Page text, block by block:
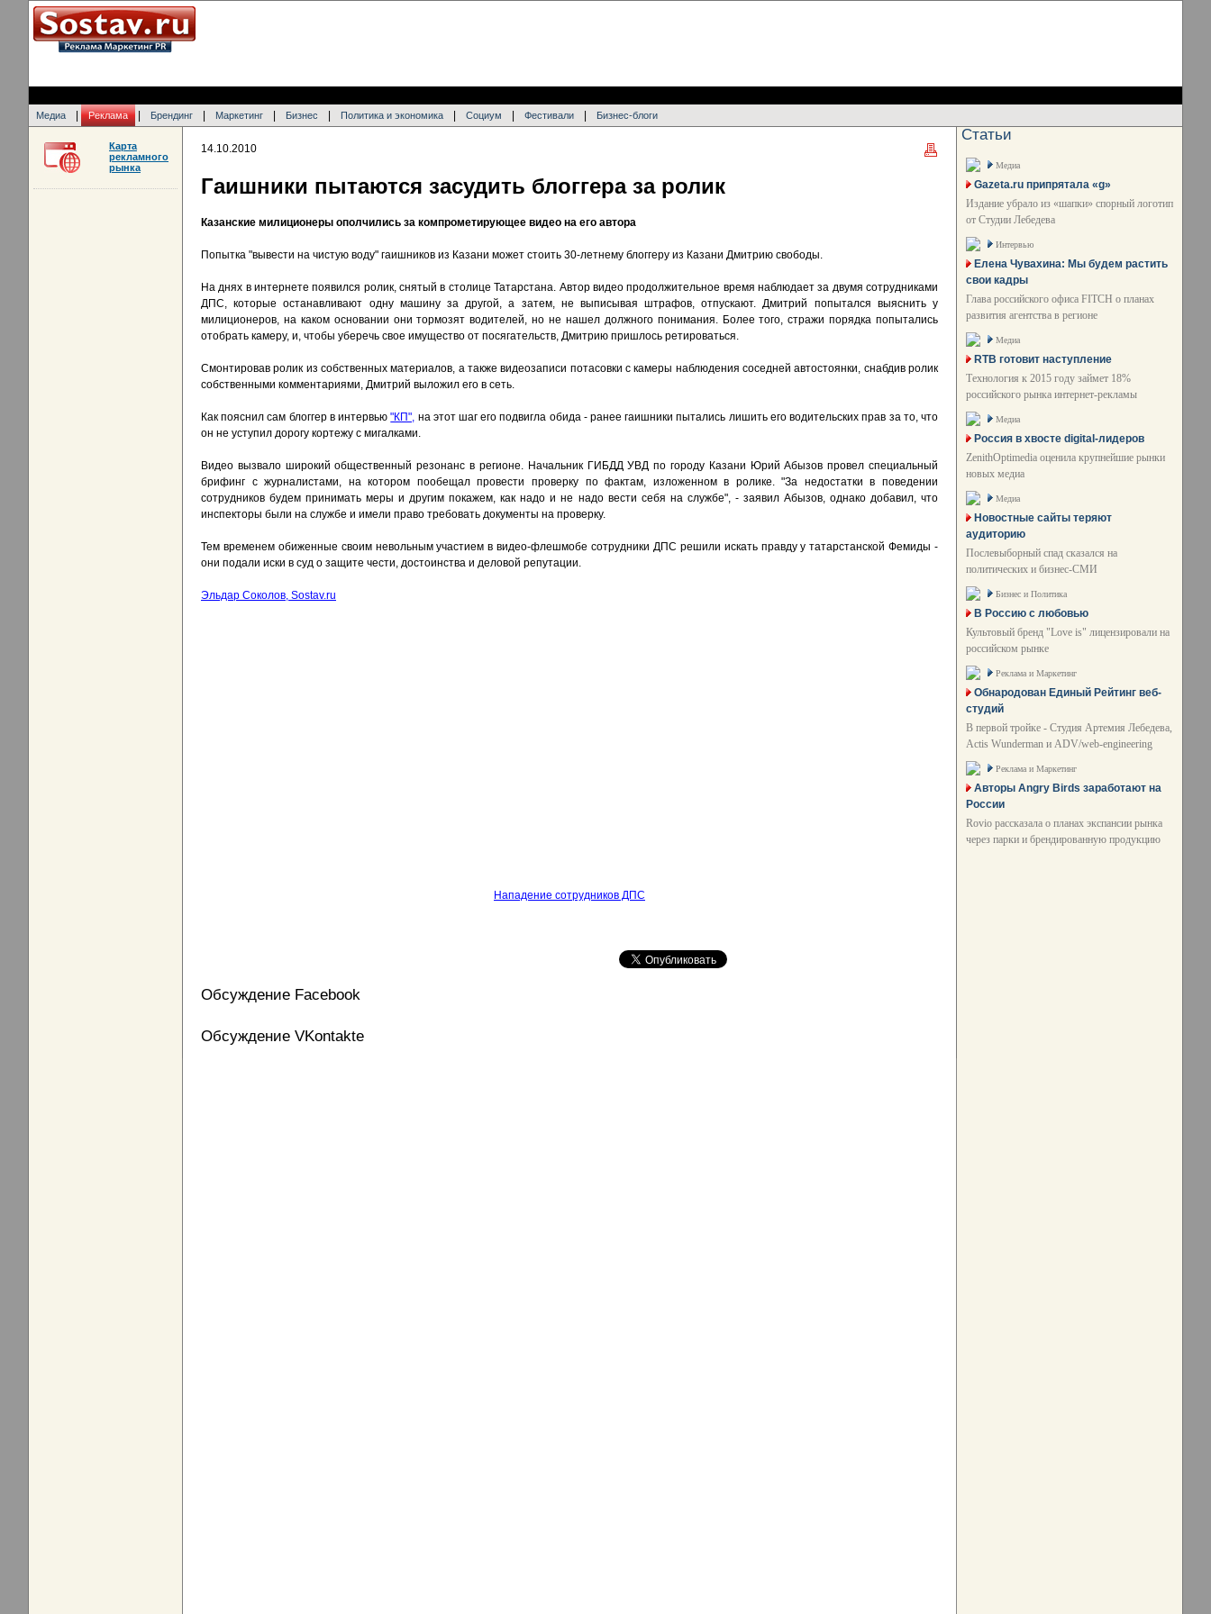
Медиа Реклама Брендинг Маркетинг Бизнес Политика и экономика Социум Фестивали Бизнес-блоги
14.10.2010
Гаишники пытаются засудить блоггера за ролик
Казанские милиционеры ополчились за компрометирующее видео на его автора
Попытка "вывести на чистую воду" гаишников из Казани может стоить 30-летнему блоггеру из Казани Дмитрию свободы.
На днях в интернете появился ролик, снятый в столице Татарстана. Автор видео продолжительное время наблюдает за двумя сотрудниками
ДПС, которые останавливают одну машину за другой, а затем, не выписывая штрафов, отпускают. Дмитрий попытался выяснить у
милиционеров, на каком основании они тормозят водителей, но не нашел должного понимания. Более того, стражи порядка попытались
отобрать камеру, и, чтобы уберечь свое имущество от посягательств, Дмитрию пришлось ретироваться.
Смонтировав ролик из собственных материалов, а также видеозаписи потасовки с камеры наблюдения соседней автостоянки, снабдив ролик
собственными комментариями, Дмитрий выложил его в сеть.
Как пояснил сам блоггер в интервью"КП", на этот шаг его подвигла обида - ранее гаишники пытались лишить его водительских прав за то, что
он не уступил дорогу кортежу с мигалками.
Видео вызвало широкий общественный резонанс в регионе. Начальник ГИБДД УВД по городу Казани Юрий Абызов провел специальный
брифинг с журналистами, на котором пообещал провести проверку по фактам, изложенном в ролике. "За недостатки в поведении
сотрудников будем принимать меры и другим покажем, как надо и не надо вести себя на службе", - заявил Абызов, однако добавил, что
инспекторы были на службе и имели право требовать документы на проверку.
Тем временем обиженные своим невольным участием в видео-флешмобе сотрудники ДПС решили искать правду у татарстанской Фемиды -
они подали иски в суд о защите чести, достоинства и деловой репутации.
Эльдар Соколов, Sostav.ru
Нападение сотрудников ДПС
Обсуждение Facebook
Обсуждение VKontakte
Карта
рекламного
рынка
Статьи
Медиа
Gazeta.ru припрятала «g»
Издание убрало из «шапки» спорный логотип
от Студии Лебедева
Интервью
Елена Чувахина: Мы будем растить
свои кадры
Глава российского офиса FITCH о планах
развития агентства в регионе
Медиа
RTB готовит наступление
Технология к 2015 году займет 18%
российского рынка интернет-рекламы
Медиа
Россия в хвосте digital-лидеров
ZenithOptimedia оценила крупнейшие рынки
новых медиа
Медиа
Новостные сайты теряют
аудиторию
Послевыборный спад сказался на
политических и бизнес-СМИ
Бизнес и Политика
В Россию с любовью
Культовый бренд "Love is" лицензировали на
российском рынке
Реклама и Маркетинг
Обнародован Единый Рейтинг веб-
студий
В первой тройке - Студия Артемия Лебедева,
Actis Wunderman и ADV/web-engineering
Реклама и Маркетинг
Авторы Angry Birds заработают на
России
Rovio рассказала о планах экспансии рынка
через парки и брендированную продукцию